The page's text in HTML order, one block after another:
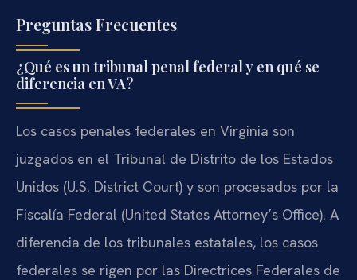
Preguntas Frecuentes
¿Qué es un tribunal penal federal y en qué se
diferencia en VA?
Los casos penales federales en Virginia son
juzgados en el Tribunal de Distrito de los Estados
Unidos (U.S. District Court) y son procesados por la
Fiscalía Federal (United States Attorney’s Office). A
diferencia de los tribunales estatales, los casos
federales se rigen por las Directrices Federales de